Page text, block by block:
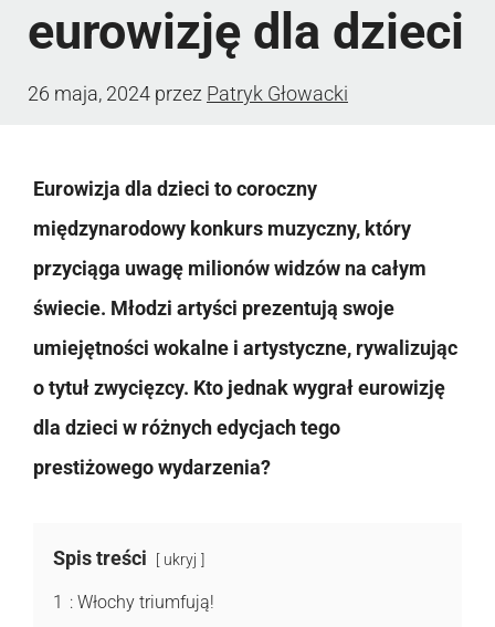
eurowizję dla dzieci
26 maja, 2024 przez Patryk Głowacki
Eurowizja dla dzieci to coroczny
międzynarodowy konkurs muzyczny, który
przyciąga uwagę milionów widzów na całym
świecie. Młodzi artyści prezentują swoje
umiejętności wokalne i artystyczne, rywalizując
o tytuł zwycięzcy. Kto jednak wygrał eurowizję
dla dzieci w różnych edycjach tego
prestiżowego wydarzenia?
Spis treści ukryj
1 : Włochy triumfują!